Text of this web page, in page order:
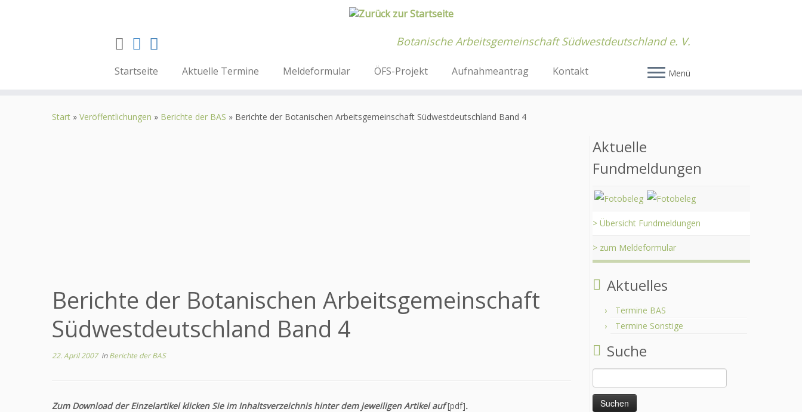
Botanische Arbeitsgemeinschaft Südwestdeutschland e. V.
Menü
Startseite Aktuelle Termine Meldeformular ÖFS-Projekt Aufnahmeantrag Kontakt
Start » Veröffentlichungen » Berichte der BAS » Berichte der Botanischen Arbeitsgemeinschaft Südwestdeutschland Band 4
Berichte der Botanischen Arbeitsgemeinschaft
Südwestdeutschland Band 4
22. April 2007inBerichte der BAS
Zum Download der Einzelartikel klicken Sie im Inhaltsverzeichnis hinter dem jeweiligen Artikel auf[pdf].
Aktuelle
Fundmeldungen
> Übersicht Fundmeldungen
> zum Meldeformular
Aktuelles
Termine BAS
Termine Sonstige
Suche
Suchen
nach: